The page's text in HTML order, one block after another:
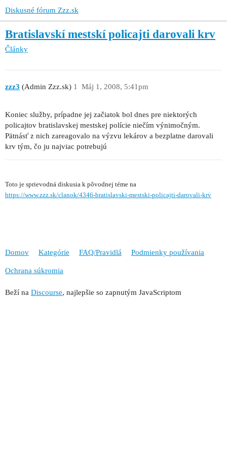
Diskusné fórum Zzz.sk
Bratislavskí mestskí policajti darovali krv
Články
zzz3 (Admin Zzz.sk) Máj 1, 2008, 5:41pm
1
Koniec služby, prípadne jej začiatok bol dnes pre niektorých
policajtov bratislavskej mestskej polície niečím výnimočným.
Pätnásť z nich zareagovalo na výzvu lekárov a bezplatne darovali
krv tým, čo ju najviac potrebujú
Toto je sprievodná diskusia k pôvodnej téme na
https://www.zzz.sk/clanok/4346-bratislavski-mestski-policajti-darovali-krv
Domov Kategórie FAQ/Pravidlá Podmienky používania
Ochrana súkromia
Beží na Discourse, najlepšie so zapnutým JavaScriptom